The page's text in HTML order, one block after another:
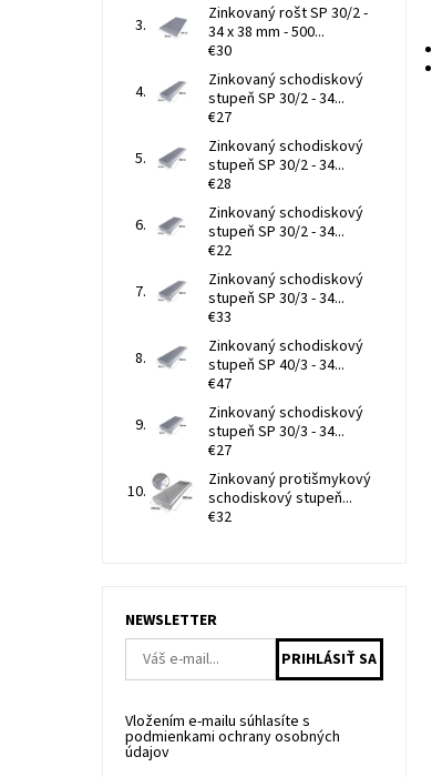
Zinkovaný rošt SP 30/2 -
34 x 38 mm - 500...
€30
Zinkovaný schodiskový
stupeň SP 30/2 - 34...
€27
Zinkovaný schodiskový
stupeň SP 30/2 - 34...
€28
Zinkovaný schodiskový
stupeň SP 30/2 - 34...
€22
Zinkovaný schodiskový
stupeň SP 30/3 - 34...
€33
Zinkovaný schodiskový
stupeň SP 40/3 - 34...
€47
Zinkovaný schodiskový
stupeň SP 30/3 - 34...
€27
Zinkovaný protišmykový
schodiskový stupeň...
€32
NEWSLETTER
Vložením e-mailu súhlasíte s
podmienkami ochrany osobných
údajov